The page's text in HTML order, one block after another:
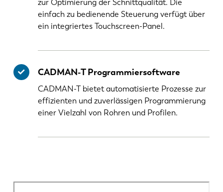
zur Optimierung der Schnittqualität. Die
einfach zu bedienende Steuerung verfügt über
ein integriertes Touchscreen-Panel.
CADMAN-T Programmiersoftware
CADMAN-T bietet automatisierte Prozesse zur
effizienten und zuverlässigen Programmierung
einer Vielzahl von Rohren und Profilen.